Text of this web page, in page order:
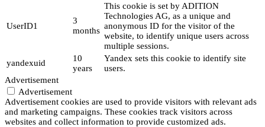
UserID1
3
months
This cookie is set by ADITION
Technologies AG, as a unique and
anonymous ID for the visitor of the
website, to identify unique users across
multiple sessions.
yandexuid
10
years
Yandex sets this cookie to identify site
users.
Advertisement
Advertisement
Advertisement cookies are used to provide visitors with relevant ads
and marketing campaigns. These cookies track visitors across
websites and collect information to provide customized ads.